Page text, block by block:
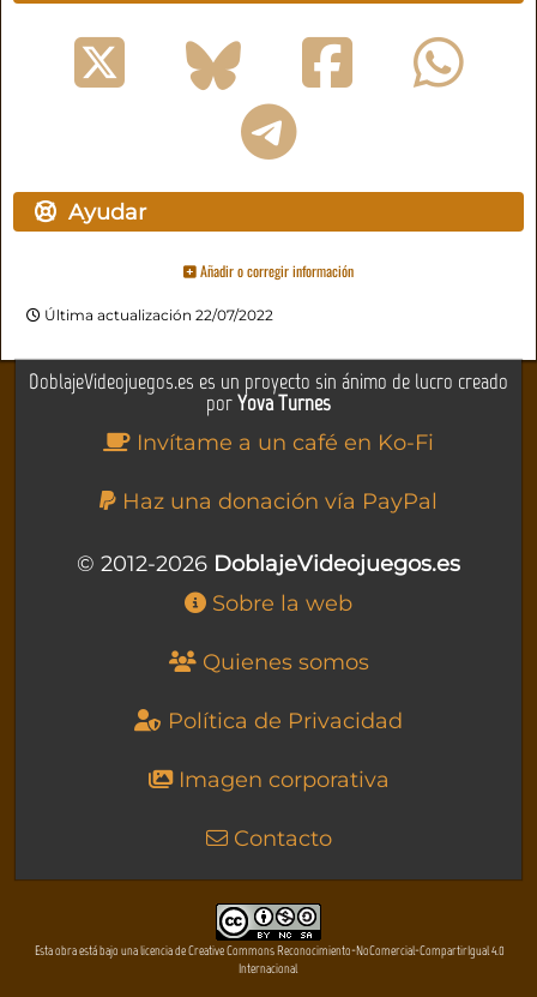
Ayudar
Añadir o corregir información
Última actualización 22/07/2022
DoblajeVideojuegos.es es un proyecto sin ánimo de lucro creado
porYova Turnes
Invítame a un café en Ko-Fi
Haz una donación vía PayPal
© 2012-2026 DoblajeVideojuegos.es
Sobre la web
Quienes somos
Política de Privacidad
Imagen corporativa
Contacto
Esta obra está bajo una licencia de Creative Commons Reconocimiento-NoComercial-CompartirIgual 4.0
Internacional